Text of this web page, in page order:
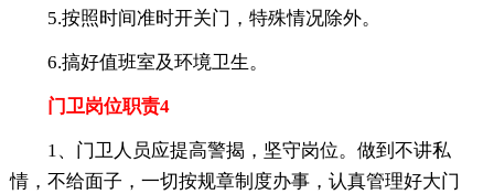
5.按照时间准时开关门，特殊情况除外。
6.搞好值班室及环境卫生。
门卫岗位职责4
1、门卫人员应提高警揭，坚守岗位。做到不讲私
情，不给面子，一切按规章制度办事，认真管理好大门